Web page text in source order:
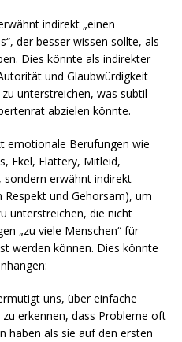
indirekt „einen
der besser wissen sollte, als
Dies könnte als indirekter
und Glaubwürdigkeit
unterstreichen, was subtil
abzielen könnte.
emotionale Berufungen wie
Ekel, Flattery, Mitleid,
erwähnt indirekt
und Gehorsam), um
unterstreichen, die nicht
„zu viele Menschen“ für
werden können. Dies könnte
uns, über einfache
erkennen, dass Probleme oft
haben als sie auf den ersten